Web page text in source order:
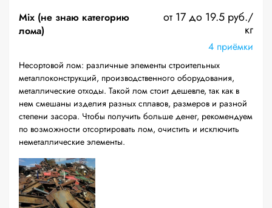
Mix (не знаю категорию
лома)
от 17 до 19.5 руб./
кг
4 приёмки
Несортовой лом: различные элементы строительных
металлоконструкций, производственного оборудования,
металлические отходы. Такой лом стоит дешевле, так как в
нем смешаны изделия разных сплавов, размеров и разной
степени засора. Чтобы получить больше денег, рекомендуем
по возможности отсортировать лом, очистить и исключить
неметаллические элементы.